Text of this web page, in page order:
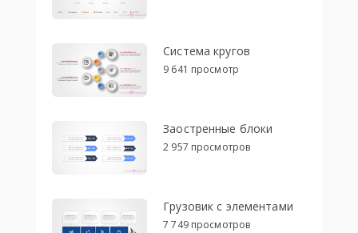
Система кругов
9 641 просмотр
Заостренные блоки
2 957 просмотров
Грузовик с элементами
7 749 просмотров